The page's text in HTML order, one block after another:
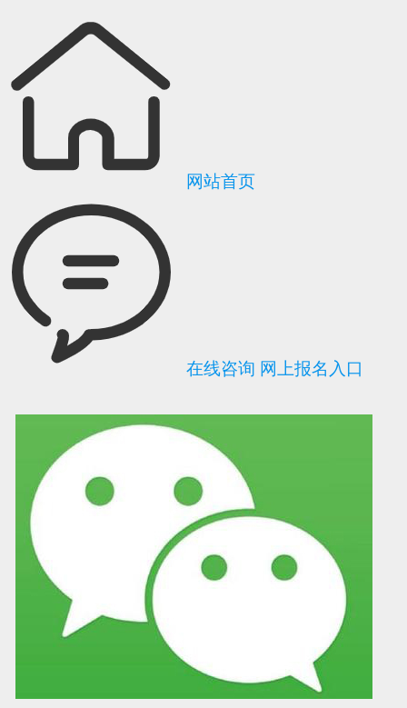
可信网站信用评 网络警察提醒你 诚信网站
网站首页
在线咨询 网上报名入口